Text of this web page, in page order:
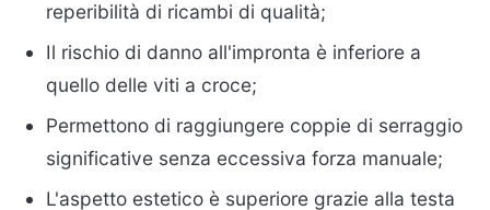
reperibilità di ricambi di qualità;
Il rischio di danno all'impronta è inferiore a
quello delle viti a croce;
Permettono di raggiungere coppie di serraggio
significative senza eccessiva forza manuale;
L'aspetto estetico è superiore grazie alla testa